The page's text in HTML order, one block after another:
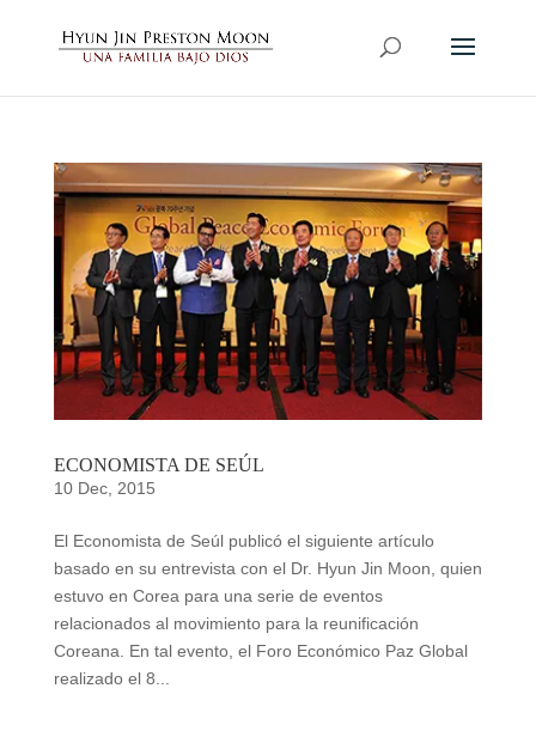
ECONOMISTA DE SEÚL
10 Dec, 2015
El Economista de Seúl publicó el siguiente artículo
basado en su entrevista con el Dr. Hyun Jin Moon, quien
estuvo en Corea para una serie de eventos
relacionados al movimiento para la reunificación
Coreana. En tal evento, el Foro Económico Paz Global
realizado el 8...